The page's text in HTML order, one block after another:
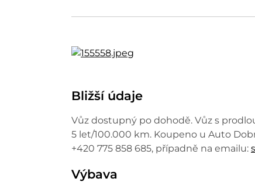
Bližší údaje
Vůz dostupný po dohodě. Vůz s
5 let/100.000 km. Koupeno u Auto
+420 775 858 685, případně na emailu:
Výbava